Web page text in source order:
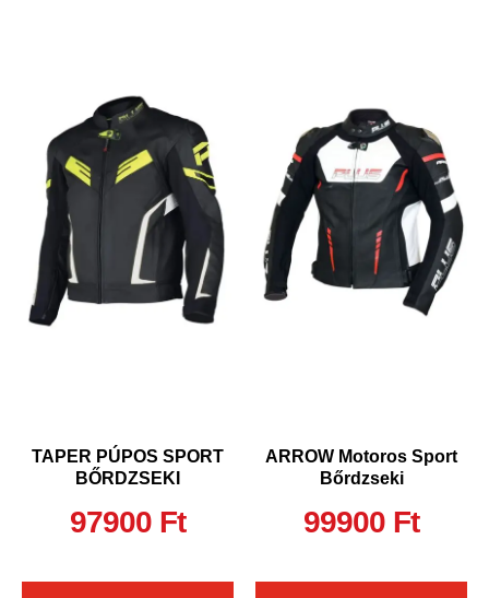
TAPER PÚPOS SPORT
BŐRDZSEKI
97900 Ft
ARROW Motoros Sport
Bőrdzseki
99900 Ft